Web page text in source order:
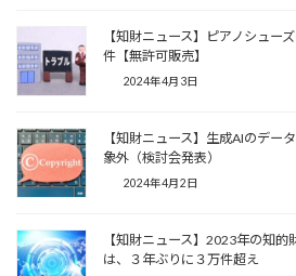
【知財ニュース】ピアノシュー
件【無許可販売】
2024年4月3日
【知財ニュース】生成AIのデー
象外（検討会発表）
2024年4月2日
【知財ニュース】2023年の知
は、３年ぶりに３万件超え